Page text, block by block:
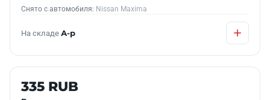
Снято с автомобиля: Nissan Maxima
На складе А-р
Б/У В НАЛИЧИИ
335 RUB